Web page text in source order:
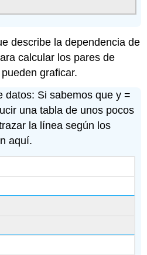
describe la dependencia de
calcular los pares de
graficar.
datos: Si sabemos que y =
una tabla de unos pocos
la línea según los
aquí.